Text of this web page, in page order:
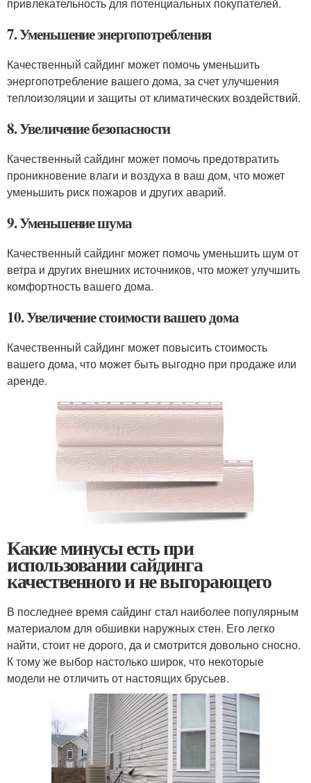
привлекательность для потенциальных покупателей.
7. Уменьшение энергопотребления
Качественный сайдинг может помочь уменьшить
энергопотребление вашего дома, за счет улучшения
теплоизоляции и защиты от климатических воздействий.
8. Увеличение безопасности
Качественный сайдинг может помочь предотвратить
проникновение влаги и воздуха в ваш дом, что может
уменьшить риск пожаров и других аварий.
9. Уменьшение шума
Качественный сайдинг может помочь уменьшить шум от
ветра и других внешних источников, что может улучшить
комфортность вашего дома.
10. Увеличение стоимости вашего дома
Качественный сайдинг может повысить стоимость
вашего дома, что может быть выгодно при продаже или
аренде.
Какие минусы есть при
использовании сайдинга
качественного и не выгорающего
В последнее время сайдинг стал наиболее популярным
материалом для обшивки наружных стен. Его легко
найти, стоит не дорого, да и смотрится довольно сносно.
К тому же выбор настолько широк, что некоторые
модели не отличить от настоящих брусьев.